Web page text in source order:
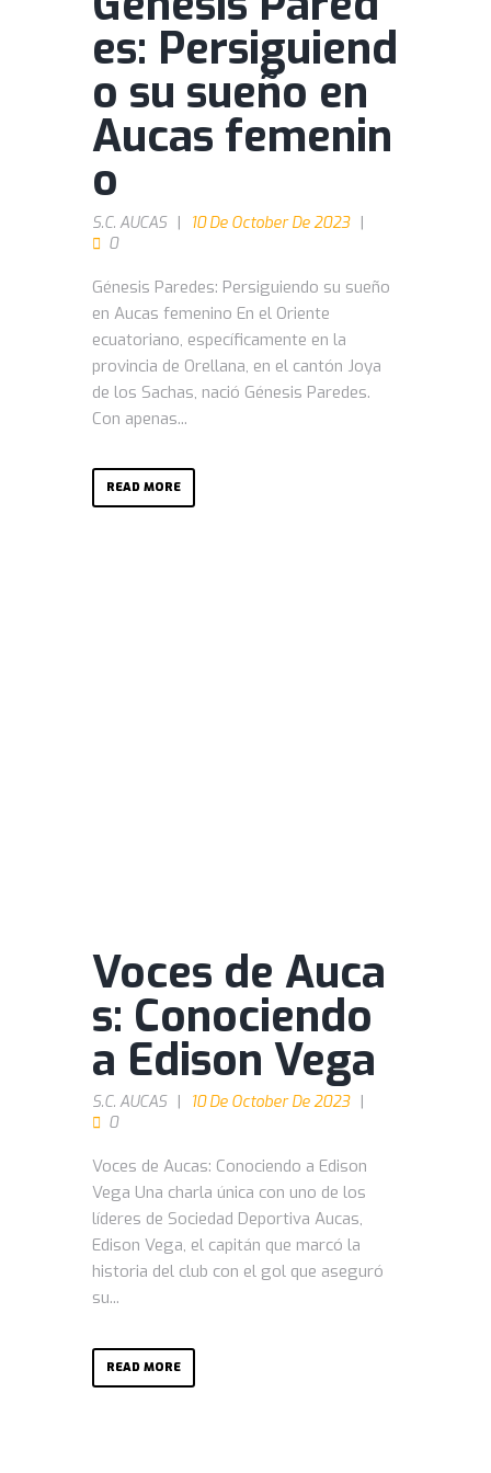
es: Persiguiend
o su sueño en
Aucas femenin
o
S.C. AUCAS
10 De October De 2023
0
Génesis Paredes: Persiguiendo su sueño
en Aucas femenino En el Oriente
ecuatoriano, específicamente en la
provincia de Orellana, en el cantón Joya
de los Sachas, nació Génesis Paredes.
Con apenas...
READ MORE
Voces de Auca
s: Conociendo
a Edison Vega
S.C. AUCAS
10 De October De 2023
0
Voces de Aucas: Conociendo a Edison
Vega Una charla única con uno de los
líderes de Sociedad Deportiva Aucas,
Edison Vega, el capitán que marcó la
historia del club con el gol que aseguró
su...
READ MORE